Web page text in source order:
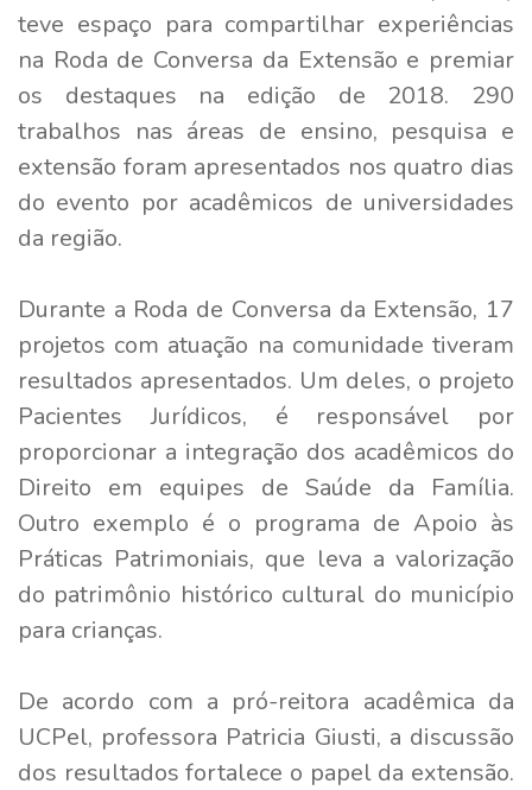
teve espaço para compartilhar experiências
na Roda de Conversa da Extensão e premiar
os destaques na edição de 2018. 290
trabalhos nas áreas de ensino, pesquisa e
extensão foram apresentados nos quatro dias
do evento por acadêmicos de universidades
da região.
Durante a Roda de Conversa da Extensão, 17
projetos com atuação na comunidade tiveram
resultados apresentados. Um deles, o projeto
Pacientes Jurídicos, é responsável por
proporcionar a integração dos acadêmicos do
Direito em equipes de Saúde da Família.
Outro exemplo é o programa de Apoio às
Práticas Patrimoniais, que leva a valorização
do patrimônio histórico cultural do município
para crianças.
De acordo com a pró-reitora acadêmica da
UCPel, professora Patricia Giusti, a discussão
dos resultados fortalece o papel da extensão.